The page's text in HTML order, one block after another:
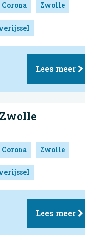
Corona Zwolle
Lees meer
Corona Zwolle
Lees meer